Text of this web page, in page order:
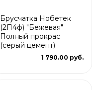
Брусчатка Нобетек
(2П4ф) "Бежевая"
Полный прокрас
(серый цемент)
1 790.00 руб.